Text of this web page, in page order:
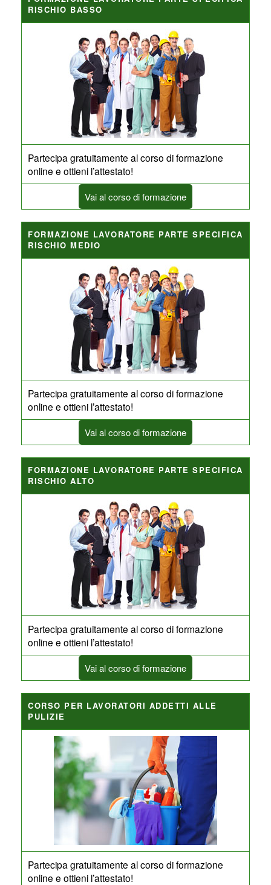
RISCHIO BASSO
Partecipa gratuitamente al corso di formazione
online e ottieni l’attestato!
Vai al corso di formazione
FORMAZIONE LAVORATORE PARTE SPECIFICA
RISCHIO MEDIO
Partecipa gratuitamente al corso di formazione
online e ottieni l’attestato!
Vai al corso di formazione
FORMAZIONE LAVORATORE PARTE SPECIFICA
RISCHIO ALTO
Partecipa gratuitamente al corso di formazione
online e ottieni l’attestato!
Vai al corso di formazione
CORSO PER LAVORATORI ADDETTI ALLE
PULIZIE
Partecipa gratuitamente al corso di formazione
online e ottieni l’attestato!